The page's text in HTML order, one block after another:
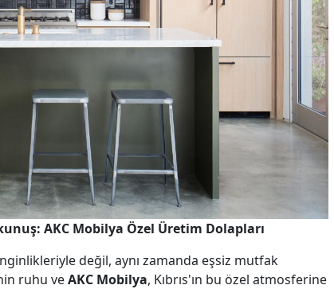
AKC Mobilya Özel Üretim Dolapları
değil, aynı zamanda eşsiz mutfak
ruhu veAKC Mobilya, Kıbrıs'ın bu özel atmosferine